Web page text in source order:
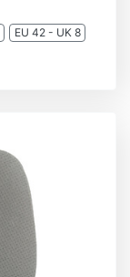
EU 42 - UK 8